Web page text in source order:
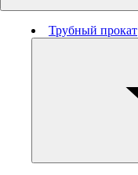
Трубный прокат